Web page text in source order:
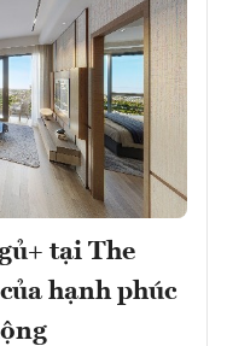
tại The
hạnh phúc